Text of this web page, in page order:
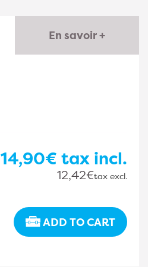
En savoir +
14,90€ tax incl.
12,42€tax excl.
ADD TO CART